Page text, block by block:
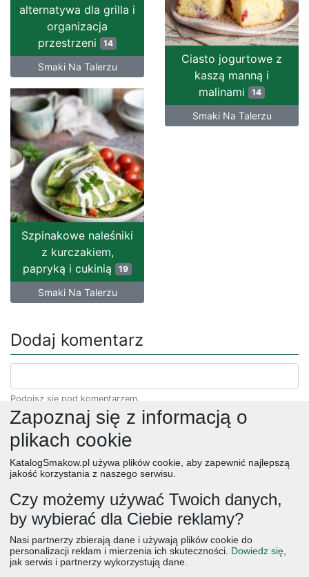
alternatywa dla grilla i
organizacja
przestrzeni 14
Smaki Na Talerzu
Ciasto jogurtowe z
kaszą manną i
malinami 14
Smaki Na Talerzu
Szpinakowe naleśniki
z kurczakiem,
papryką i cukinią 19
Smaki Na Talerzu
Dodaj komentarz
Podpisz się pod komentarzem.
salatki
boże narodzenie warzywa wielkanoc
przekaski
dania główne
jajka wegetariańskie czekolada
Zapoznaj się z informacją o
plikach cookie
KatalogSmakow.pl używa plików cookie, aby zapewnić najlepszą
jakość korzystania z naszego serwisu.
Czy możemy używać Twoich danych,
by wybierać dla Ciebie reklamy?
Nasi partnerzy zbierają dane i używają plików cookie do
personalizacji reklam i mierzenia ich skuteczności. Dowiedz się
jak serwis i partnerzy wykorzystują dane.